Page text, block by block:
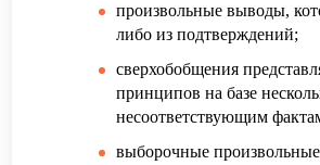
произвольные выводы,
либо из подтверждений;
сверхобобщения
принципов на базе
несоответствующим
выборочные